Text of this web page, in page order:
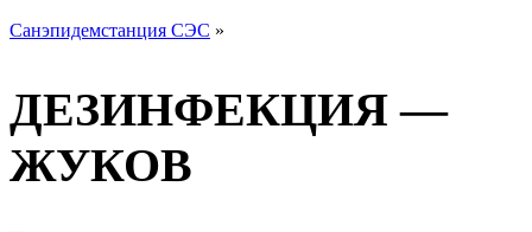
Санэпидемстанция СЭС »
ДЕЗИНФЕКЦИЯ —
ЖУКОВ